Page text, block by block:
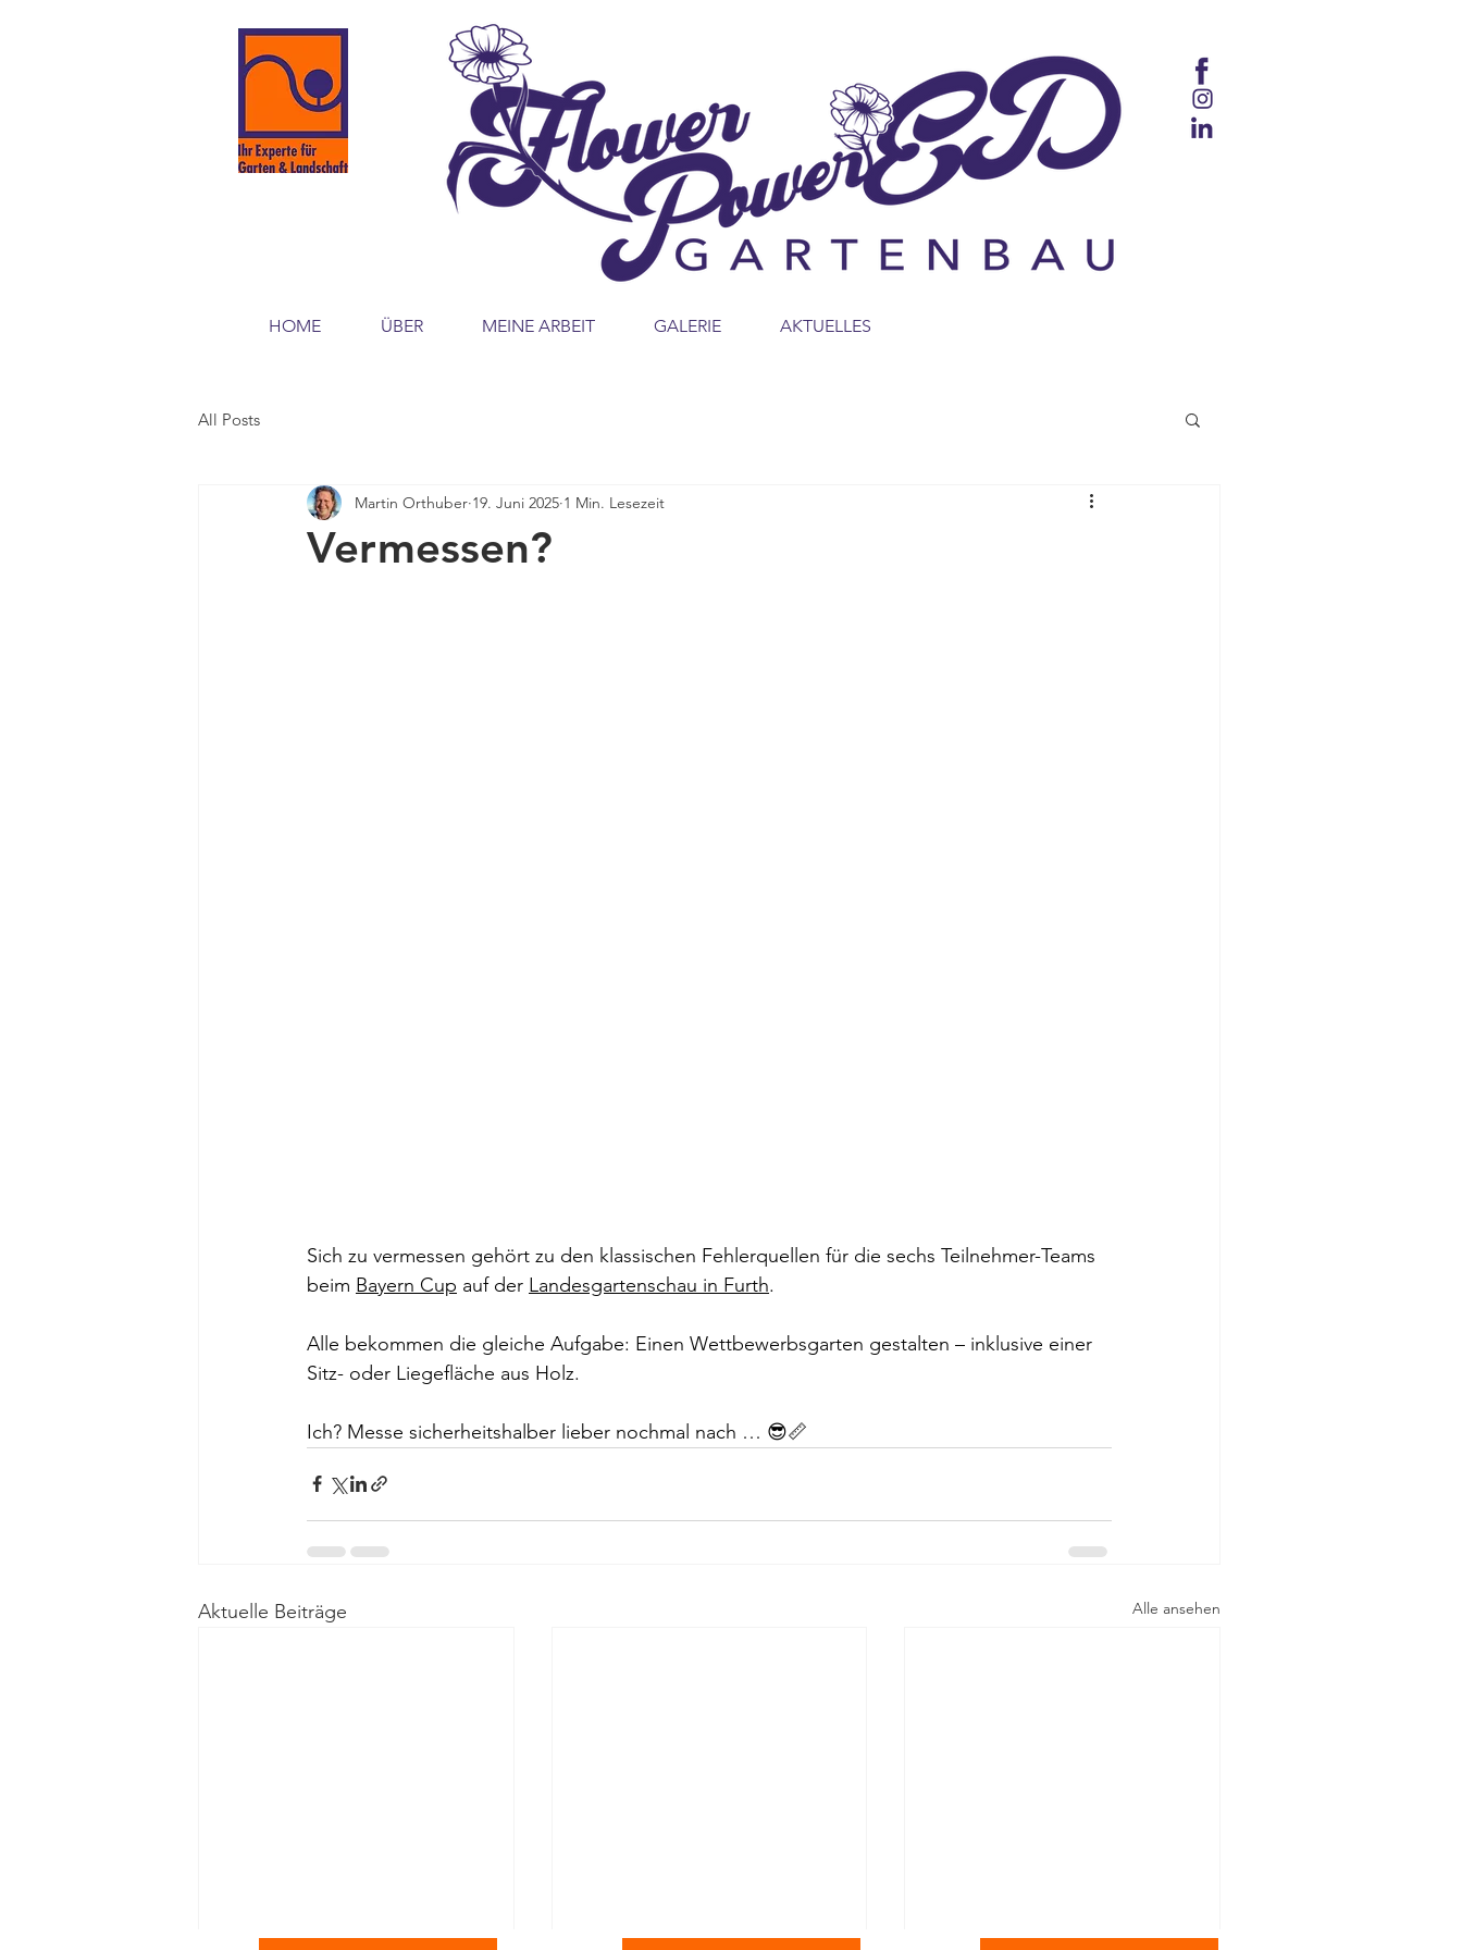
HOME ÜBER MEINE ARBEIT GALERIE AKTUELLES
All Posts
Vermessen?
Martin Orthuber 19. Juni 2025 1 Min. Lesezeit
Sich zu vermessen gehört zu den klassischen Fehlerquellen für die sechs Teilnehmer-Teams
beim Bayern Cup auf der Landesgartenschau in Furth.
Alle bekommen die gleiche Aufgabe: Einen Wettbewerbsgarten gestalten – inklusive einer
Sitz- oder Liegefläche aus Holz.
Ich? Messe sicherheitshalber lieber nochmal nach … 😎📏
Aktuelle Beiträge Alle ansehen